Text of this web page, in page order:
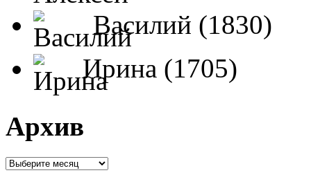
Василий (1830)
Ирина (1705)
Архив